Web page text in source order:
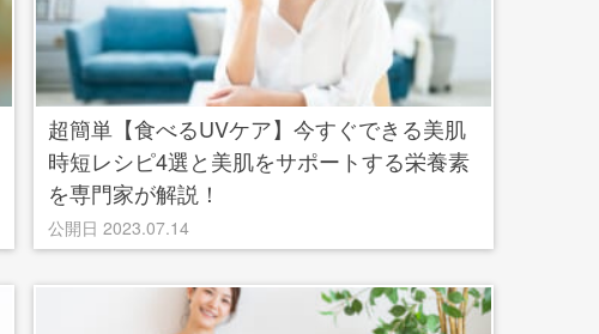
超簡単【食べるUVケア】今すぐできる美肌
時短レシピ4選と美肌をサポートする栄養素
を専門家が解説！
公開日 2023.07.14